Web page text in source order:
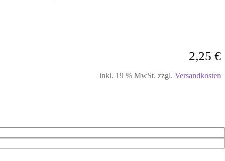
2,25 €
inkl. 19 % MwSt. zzgl. Versandkosten